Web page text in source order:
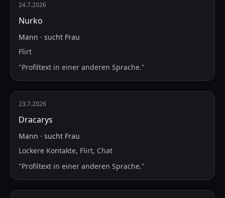
24.7.2026
Nurko
Mann · sucht Frau
Flirt
"Profiltext in einer anderen Sprache."
23.7.2026
Dracarys
Mann · sucht Frau
Lockere Kontakte, Flirt, Chat
"Profiltext in einer anderen Sprache."